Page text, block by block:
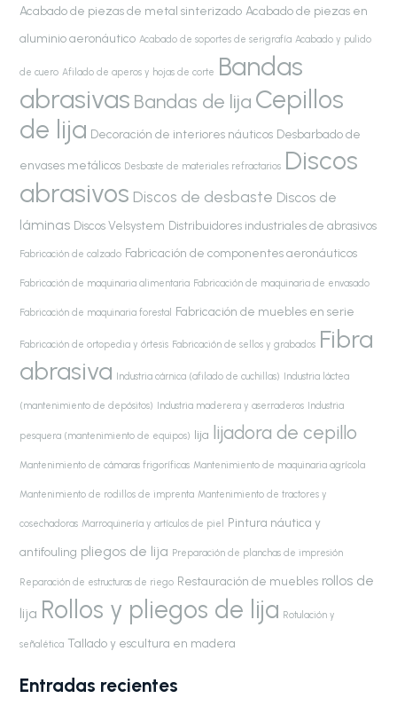
Acabado de piezas de metal sinterizado Acabado de piezas en
aluminio aeronáutico Acabado de soportes de serigrafía Acabado y pulido
de cuero Afilado de aperos y hojas de corte Bandas
abrasivas Bandas de lija Cepillos
de lija Decoración de interiores náuticos Desbarbado de
envases metálicos Desbaste de materiales refractarios Discos
abrasivos Discos de desbaste Discos de
láminas Discos Velsystem Distribuidores industriales de abrasivos
Fabricación de calzado Fabricación de componentes aeronáuticos
Fabricación de maquinaria alimentaria Fabricación de maquinaria de envasado
Fabricación de maquinaria forestal Fabricación de muebles en serie
Fabricación de ortopedia y órtesis Fabricación de sellos y grabados Fibra
abrasiva Industria cárnica (afilado de cuchillas) Industria láctea
(mantenimiento de depósitos) Industria maderera y aserraderos Industria
pesquera (mantenimiento de equipos) lija lijadora de cepillo
Mantenimiento de cámaras frigoríficas Mantenimiento de maquinaria agrícola
Mantenimiento de rodillos de imprenta Mantenimiento de tractores y
cosechadoras Marroquinería y artículos de piel Pintura náutica y
antifouling pliegos de lija Preparación de planchas de impresión
Reparación de estructuras de riego Restauración de muebles rollos de
lija Rollos y pliegos de lija Rotulación y
señalética Tallado y escultura en madera
Entradas recientes